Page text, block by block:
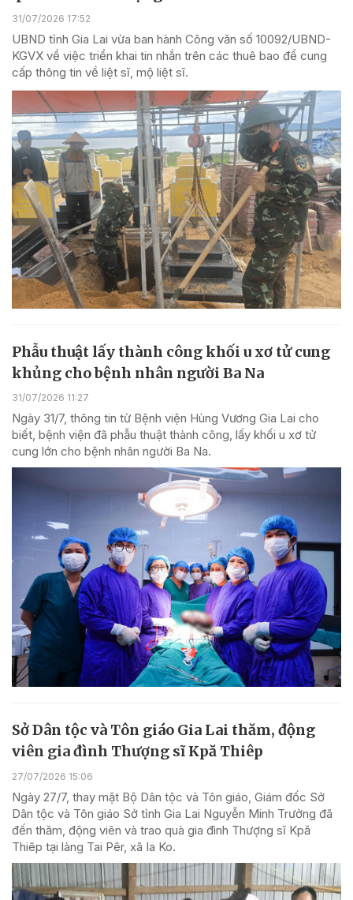
31/07/2026 17:52
UBND tỉnh Gia Lai vừa ban hành Công văn số 10092/UBND-
KGVX về việc triển khai tin nhắn trên các thuê bao để cung
cấp thông tin về liệt sĩ, mộ liệt sĩ.
Phẫu thuật lấy thành công khối u xơ tử cung
khủng cho bệnh nhân người Ba Na
31/07/2026 11:27
Ngày 31/7, thông tin từ Bệnh viện Hùng Vương Gia Lai cho
biết, bệnh viện đã phẫu thuật thành công, lấy khối u xơ tử
cung lớn cho bệnh nhân người Ba Na.
Sở Dân tộc và Tôn giáo Gia Lai thăm, động
viên gia đình Thượng sĩ Kpă Thiêp
27/07/2026 15:06
Ngày 27/7, thay mặt Bộ Dân tộc và Tôn giáo, Giám đốc Sở
Dân tộc và Tôn giáo Sở tỉnh Gia Lai Nguyễn Minh Trưởng đã
đến thăm, động viên và trao quà gia đình Thượng sĩ Kpă
Thiêp tại làng Tai Pêr, xã Ia Ko.